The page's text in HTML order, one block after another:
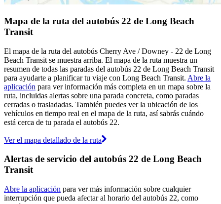
Mapa de la ruta del autobús 22 de Long Beach
Transit
El mapa de la ruta del autobús Cherry Ave / Downey - 22 de Long
Beach Transit se muestra arriba. El mapa de la ruta muestra un
resumen de todas las paradas del autobús 22 de Long Beach Transit
para ayudarte a planificar tu viaje con Long Beach Transit. Abre la
aplicación para ver información más completa en un mapa sobre la
ruta, incluidas alertas sobre una parada concreta, como paradas
cerradas o trasladadas. También puedes ver la ubicación de los
vehículos en tiempo real en el mapa de la ruta, así sabrás cuándo
está cerca de tu parada el autobús 22.
Ver el mapa detallado de la ruta
Alertas de servicio del autobús 22 de Long Beach
Transit
Abre la aplicación para ver más información sobre cualquier
interrupción que pueda afectar al horario del autobús 22, como